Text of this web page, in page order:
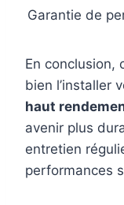
Garantie de
En conclusion,
bien l’installer
haut
avenir plus
entretien
performances